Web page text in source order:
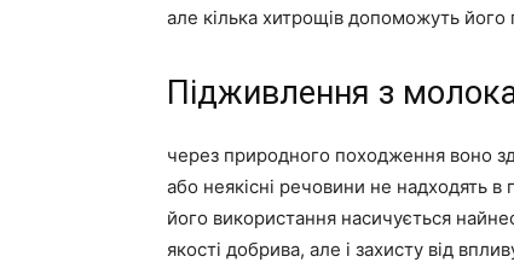
але кілька хитрощів допоможуть
Підживлення з
через природного походження воно
або неякісні речовини не надходять
його використання насичується
якості добрива, але і захисту від